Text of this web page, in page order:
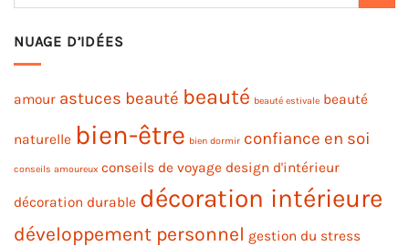
NUAGE D’IDÉES
amour astuces beauté beauté beauté estivale beauté
naturelle bien-être bien dormir confiance en soi
conseils amoureux conseils de voyage design d'intérieur
décoration durable décoration intérieure
développement personnel gestion du stress